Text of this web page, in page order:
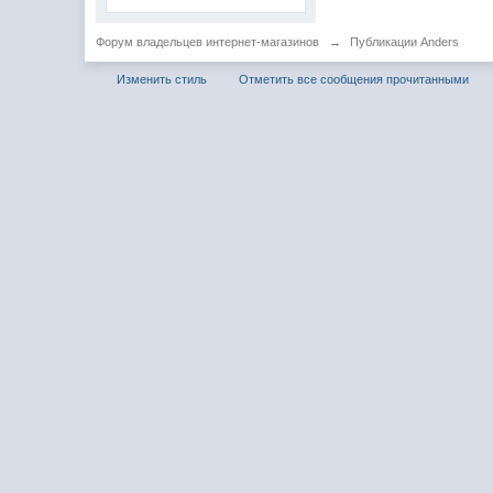
Форум владельцев интернет-магазинов → Публикации Anders
Изменить стиль Отметить все сообщения прочитанными